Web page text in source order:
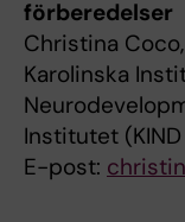
förberedelser
Christina
Karolinska
Institutet (KIND
E-post: